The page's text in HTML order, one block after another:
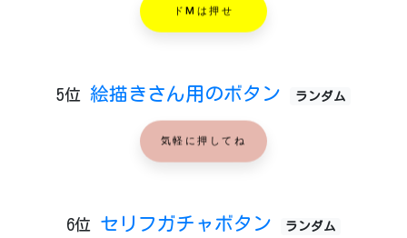
ドMは押せ
5位 絵描きさん用のボタン ランダム
気軽に押してね
6位 セリフガチャボタン ランダム